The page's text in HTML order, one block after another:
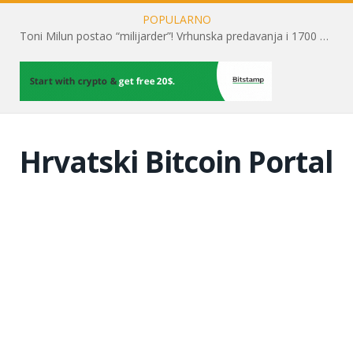
POPULARNO
Toni Milun postao “milijarder”! Vrhunska predavanja i 1700 posjetitelja obilježili su mjesec financijske pismenosti
Hrvatski Bitcoin Portal